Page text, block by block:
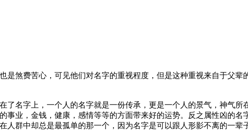
是煞费苦心，可见他们对名字的重视程度，但是这种重视来自于父辈
名字上，一个人的名字就是一份传承，更是一个人的景气，神气所
业，金钱，健康，感情等等的方面带来好的运势。反之属性凶的名
群中却总是最孤单的那一个，因为名字是可以跟人形影不离的一辈